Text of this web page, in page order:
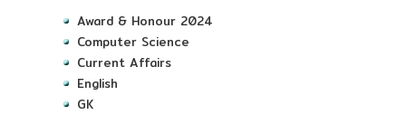
Award & Honour 2024
Computer Science
Current Affairs
English
GK